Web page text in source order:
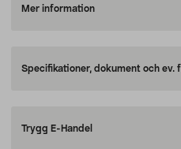
Mer information
Specifikationer, dokument och ev.
Trygg E-Handel